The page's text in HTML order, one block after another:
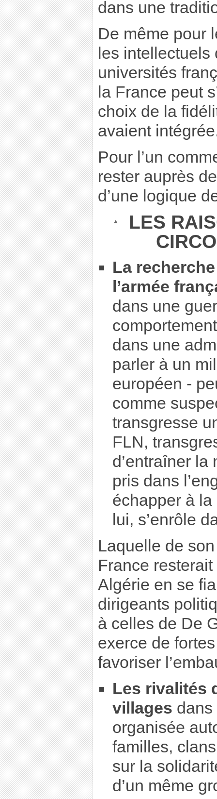
dans une
De même pour
les
universités
la France peut
choix de la
avaient
Pour l’un
rester auprès
d’une logique
LES
La
l’armée
dans une
dans une
parler à un
européen -
comme
transgresse
FLN,
d’entraîner la
pris dans
échapper à
lui, s’enrôle
Laquelle de
France
Algérie en se
dirigeants
à celles de De
exerce de
favoriser
Les rivalités
villages dans
organisée
familles,
sur la
d’un même